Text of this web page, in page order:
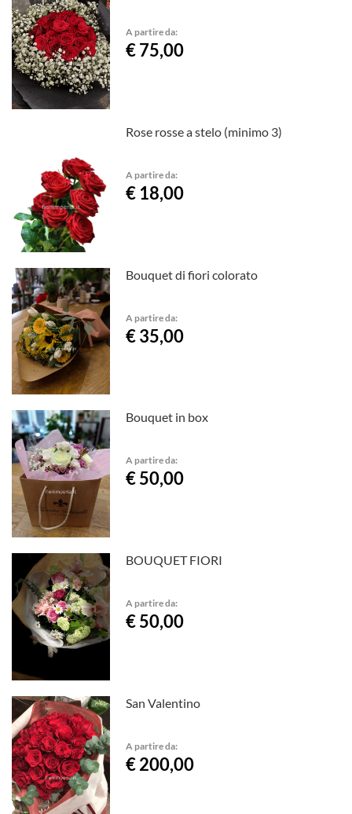
A partire da:
€ 75,00
Rose rosse a stelo (minimo 3)
A partire da:
€ 18,00
Bouquet di fiori colorato
A partire da:
€ 35,00
Bouquet in box
A partire da:
€ 50,00
BOUQUET FIORI
A partire da:
€ 50,00
San Valentino
A partire da:
€ 200,00